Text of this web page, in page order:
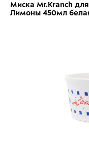
Миска Mr.Kranch
Лимоны 450мл